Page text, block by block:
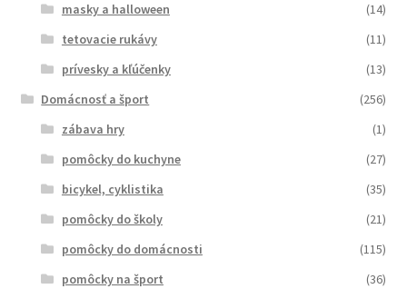
masky a halloween
(14)
tetovacie rukávy
(11)
prívesky a kľúčenky
(13)
Domácnosť a šport
(256)
zábava hry
(1)
pomôcky do kuchyne
(27)
bicykel, cyklistika
(35)
pomôcky do školy
(21)
pomôcky do domácnosti
(115)
pomôcky na šport
(36)